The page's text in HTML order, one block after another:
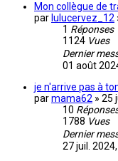
Mon collègue de
par lulucervez_12
1 Réponses
1124 Vues
Dernier
01 août
je n'arrive pas à
parmama62 » 25
10
1788 Vues
Dernier
27 juil.